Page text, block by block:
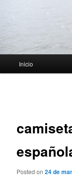
principal
Inicio
Posted on24 de